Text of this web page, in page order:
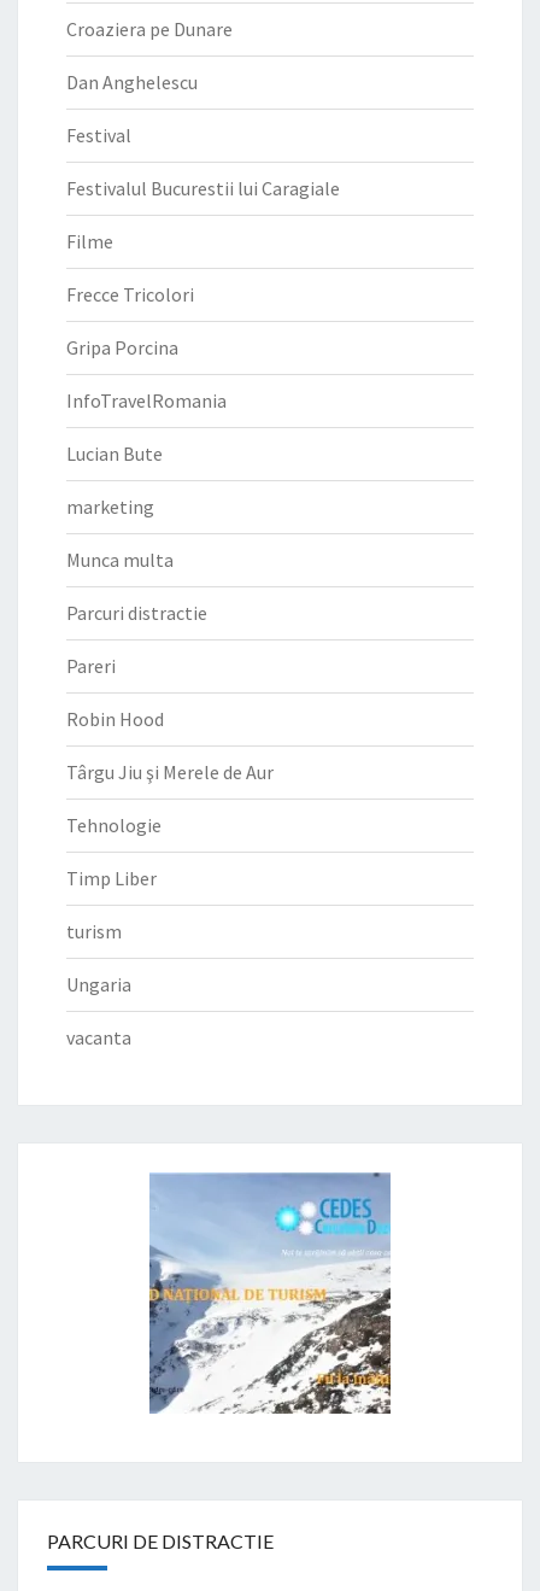
Croaziera pe Dunare
Dan Anghelescu
Festival
Festivalul Bucurestii lui Caragiale
Filme
Frecce Tricolori
Gripa Porcina
InfoTravelRomania
Lucian Bute
marketing
Munca multa
Parcuri distractie
Pareri
Robin Hood
Târgu Jiu şi Merele de Aur
Tehnologie
Timp Liber
turism
Ungaria
vacanta
PARCURI DE DISTRACTIE